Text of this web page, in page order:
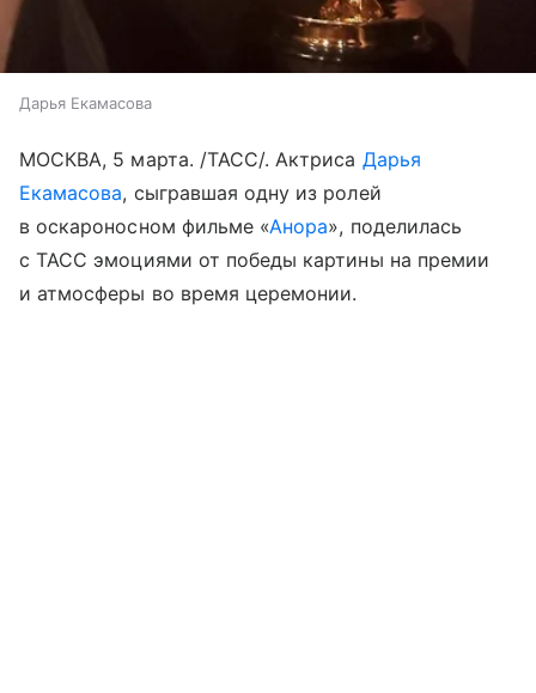
Дарья Екамасова
МОСКВА, 5 марта. /ТАСС/. Актриса Дарья
Екамасова, сыгравшая одну из ролей
в оскароносном фильме «Анора», поделилась
с ТАСС эмоциями от победы картины на премии
и атмосферы во время церемонии.